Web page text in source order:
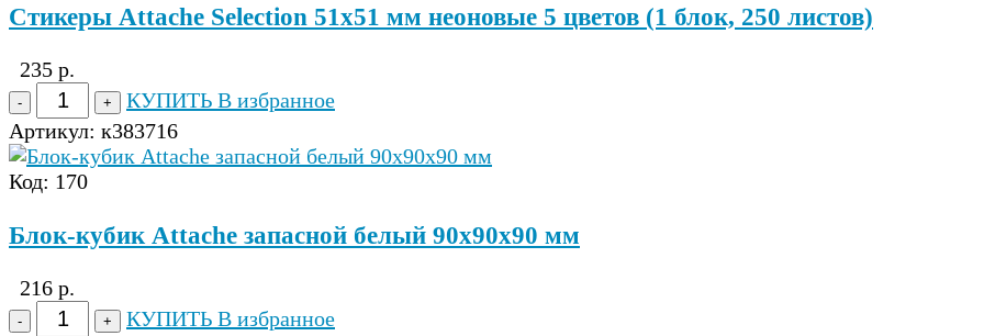
Стикеры Attache Selection 51х51 мм неоновые 5 цветов (1 блок, 250 листов)
235 р.
КУПИТЬ В избранное
Артикул: к383716
Код: 170
Блок-кубик Attache запасной белый 90х90х90 мм
216 р.
КУПИТЬ В избранное